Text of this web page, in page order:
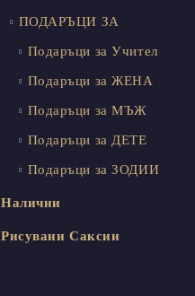
ПОДАРЪЦИ ЗА
Подаръци за Учител
Подаръци за ЖЕНА
Подаръци за МЪЖ
Подаръци за ДЕТЕ
Подаръци за ЗОДИИ
Налични
Рисувани Саксии